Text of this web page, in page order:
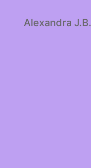
Alexandra J.B.